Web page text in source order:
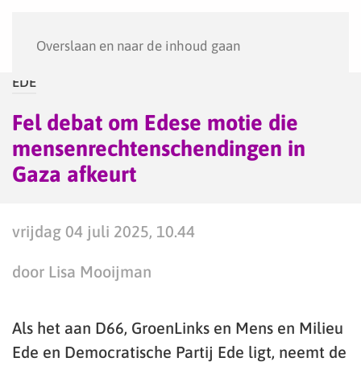
Overslaan en naar de inhoud gaan
EDE
Fel debat om Edese motie die
mensenrechtenschendingen in
Gaza afkeurt
vrijdag 04 juli 2025, 10.44
door Lisa Mooijman
Als het aan D66, GroenLinks en Mens en Milieu
Ede en Democratische Partij Ede ligt, neemt de